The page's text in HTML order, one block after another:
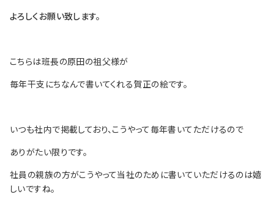
よろしくお願い致します。
こちらは班長の原田の祖父様が
毎年干支にちなんで書いてくれる賀正の絵です。
いつも社内で掲載しており、こうやって毎年書いてただけるので
ありがたい限りです。
社員の親族の方がこうやって当社のために書いていただけるのは嬉
しいですね。